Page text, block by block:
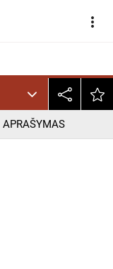
more_vert
APRAŠYMAS